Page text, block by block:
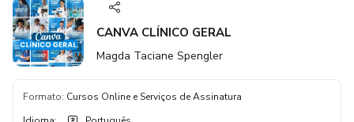
CANVA CLÍNICO GERAL
Magda Taciane Spengler
Formato: Cursos Online e Serviços de Assinatura